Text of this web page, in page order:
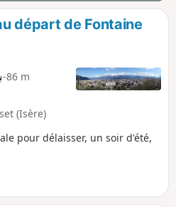
départ de Fontaine
-86 m
(Isère)
pour délaisser, un soir d'été,